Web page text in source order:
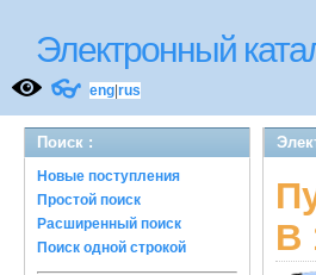
Электронный
👓 eng rus
Поиск :
Новые поступления
Простой поиск
Расширенный поиск
Поиск одной строкой
В